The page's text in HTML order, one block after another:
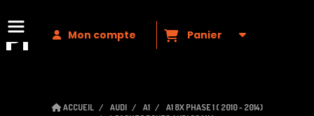
Premium VAG
Mon compte Panier
ACCUEIL AUDI A1
A1 8X PHASE 1 ( 2010 - 2014)